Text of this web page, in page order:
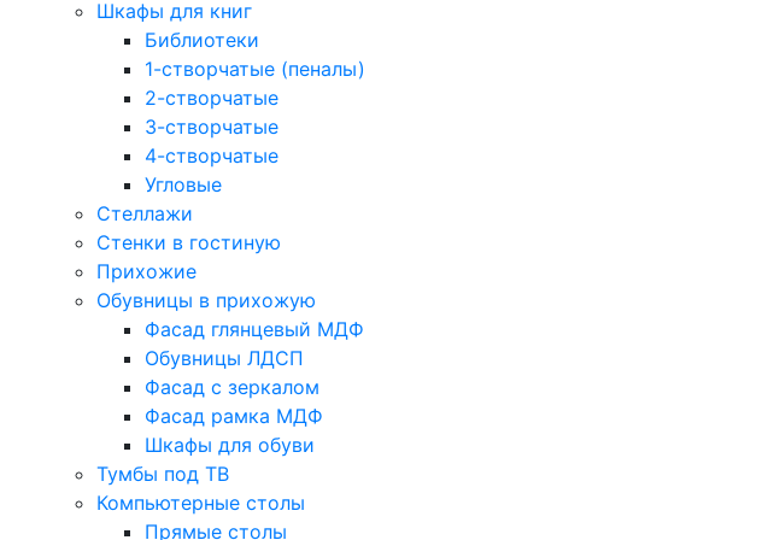
Шкафы для книг
Библиотеки
1-створчатые (пеналы)
2-створчатые
3-створчатые
4-створчатые
Угловые
Стеллажи
Стенки в гостиную
Прихожие
Обувницы в прихожую
Фасад глянцевый МДФ
Обувницы ЛДСП
Фасад с зеркалом
Фасад рамка МДФ
Шкафы для обуви
Тумбы под ТВ
Компьютерные столы
Прямые столы